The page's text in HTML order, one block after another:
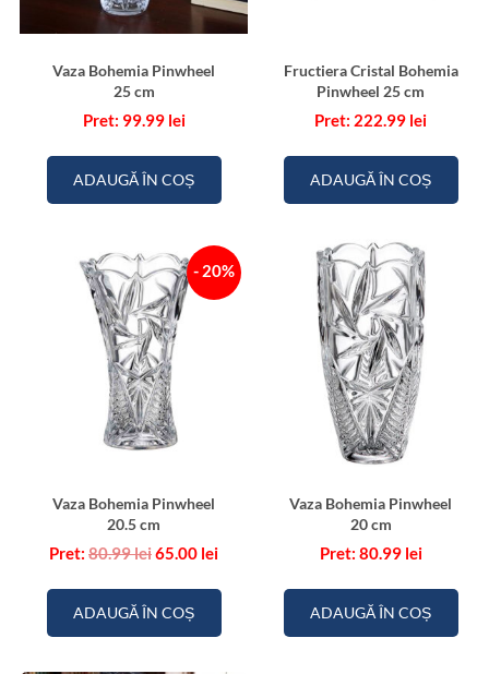
Vaza Bohemia Pinwheel
25 cm
99.99 lei
ADAUGĂ ÎN COȘ
Fructiera Cristal Bohemia
Pinwheel 25 cm
222.99 lei
ADAUGĂ ÎN COȘ
- 20%
Vaza Bohemia Pinwheel
20.5 cm
80.99leiPrețul
a
fost:
80.99 lei.
65.00 leiPrețul
este:
ADAUGĂ ÎN COȘ
Vaza Bohemia Pinwheel
20 cm
80.99 lei
ADAUGĂ ÎN COȘ